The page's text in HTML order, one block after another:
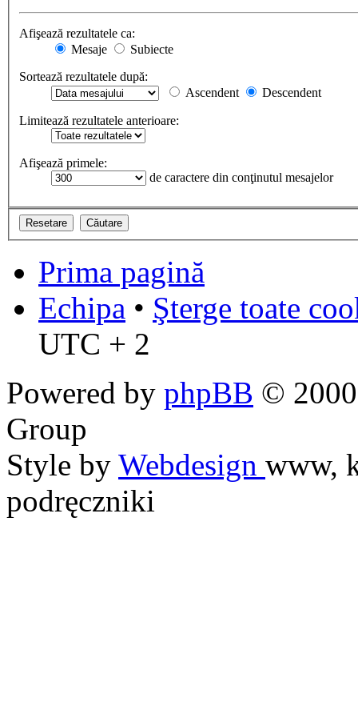
Afişează rezultatele ca:
Mesaje
Subiecte
Sortează rezultatele după:
Ascendent
Descendent
Limitează rezultatele anterioare:
Afişează primele:
de caractere din conţinutul mesajelor
Prima pagină
Echipa • Şterge toate
UTC + 2
Powered by phpBB ©
Group
Style by Webdesign www,
podręczniki